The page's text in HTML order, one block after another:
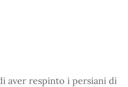
aver respinto i persiani di